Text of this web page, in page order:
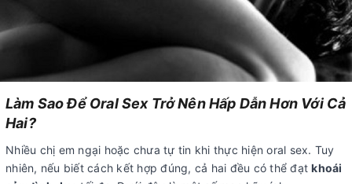
Làm Sao Để Oral Sex Trở Nên Hấp Dẫn Hơn Với Cả
Hai?
Nhiều chị em ngại hoặc chưa tự tin khi thực hiện oral sex. Tuy
nhiên, nếu biết cách kết hợp đúng, cả hai đều có thể đạtkhoái